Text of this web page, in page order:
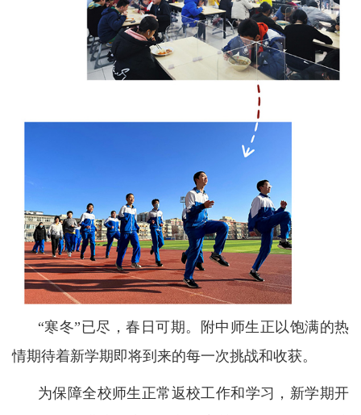
“寒冬”已尽，春日可期。附中师生正以饱满的热
情期待着新学期即将到来的每一次挑战和收获。
为保障全校师生正常返校工作和学习，新学期开